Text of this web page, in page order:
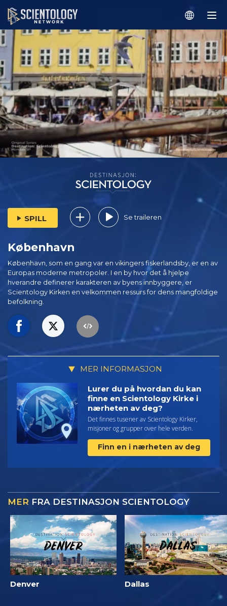
SPILL Se traileren
København
København, som en gang var en vikingers fiskerlandsby, er en av
Europas moderne metropoler. I en by hvor det å hjelpe
hverandre definerer karakteren av byens innbyggere, er
Scientology Kirken en velkommen ressurs for dens mangfoldige
befolkning.
MER INFORMASJON
Lurer du på hvordan du kan
finne en Scientology Kirke i
nærheten av deg?
Det finnes tusener av Scientology Kirker,
misjoner og grupper over hele verden.
Finn en i nærheten av deg
MER FRA DESTINASJON SCIENTOLOGY
Denver Dallas